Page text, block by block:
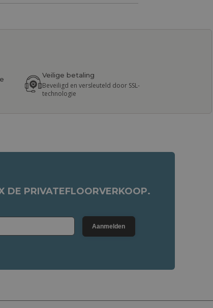
Veilige betaling
Beveiligd en versleuteld door SSL-
technologie
DE PRIVATEFLOORVERKOOP.
Aanmelden